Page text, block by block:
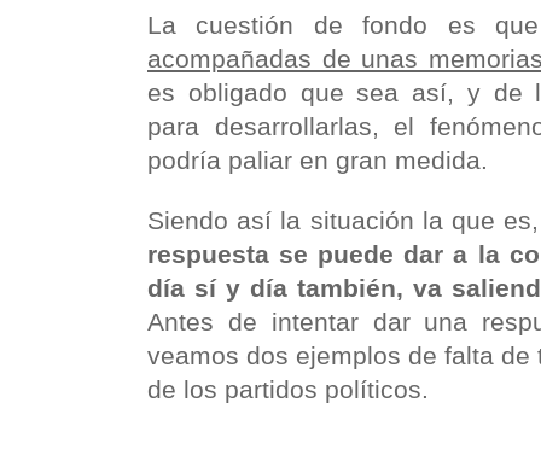
La cuestión de fondo es
acompañadas de unas
es obligado que sea así, y de
para desarrollarlas, el
podría paliar en gran medida.
Siendo así la situación la que
respuesta se puede dar a la
día sí y día también, va
Antes de intentar dar una
veamos dos ejemplos de falta de
de los partidos políticos.